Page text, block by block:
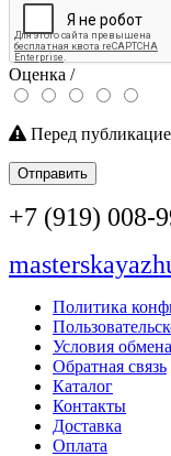
Оценка /
Перед
Отправить
+7 (919) 008-
Политика
Условия
Обратная связь
Каталог
Контакты
Доставка
Оплата